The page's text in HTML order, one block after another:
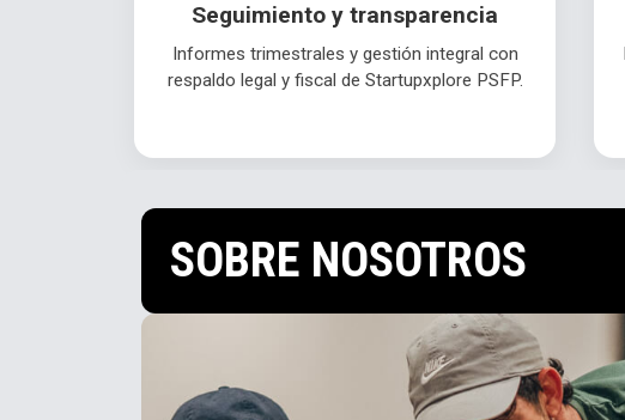
Seguimiento y transparencia
Informes trimestrales y gestión integral con
respaldo legal y fiscal de Startupxplore PSFP.
SOBRE NOSOTROS